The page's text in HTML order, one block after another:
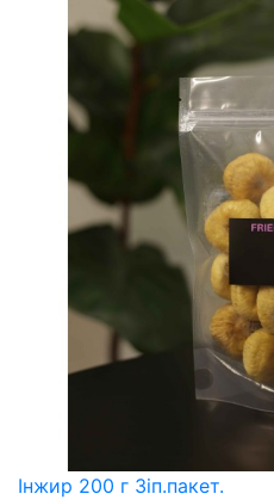
Інжир 200 г Зіп.пакет.